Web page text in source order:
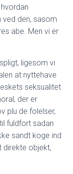
den, sasom
abe. Men vi er
ligesom vi
at nyttehave
seksualitet
der er
plu de folelser,
fuldfort sadan
sandt koge ind
direkte objekt,